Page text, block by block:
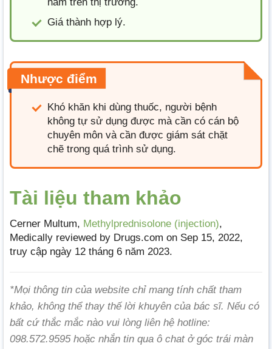
Giá thành hợp lý.
Nhược điểm
Khó khăn khi dùng thuốc, người bệnh
không tự sử dụng được mà cần có cán bộ
chuyên môn và cần được giám sát chặt
chẽ trong quá trình sử dụng.
Tài liệu tham khảo
Cerner Multum, Methylprednisolone (injection),
Medically reviewed by Drugs.com on Sep 15, 2022,
truy cập ngày 12 tháng 6 năm 2023.
*Mọi thông tin của website chỉ mang tính chất tham
khảo, không thể thay thế lời khuyên của bác sĩ. Nếu có
bất cứ thắc mắc nào vui lòng liên hệ hotline:
098.572.9595 hoặc nhắn tin qua ô chat ở góc trái màn